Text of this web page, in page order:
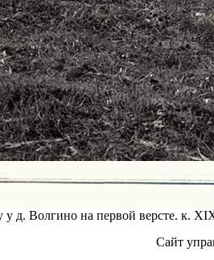
у д. Волгино на первой версте. к.
Сайт